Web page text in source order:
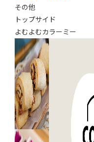
その他
トップサイド
よむよむカラーミー